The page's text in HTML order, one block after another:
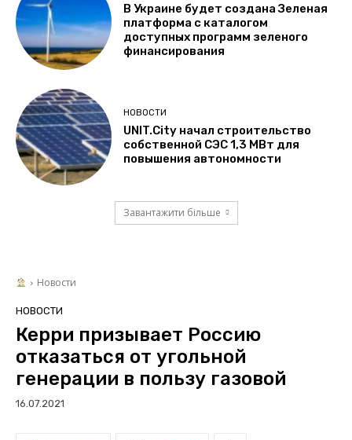
В Украине будет создана Зеленая
платформа с каталогом
доступных программ зеленого
финансирования
НОВОСТИ
UNIT.City начал строительство
собственной СЭС 1,3 МВт для
повышения автономности
Завантажити більше